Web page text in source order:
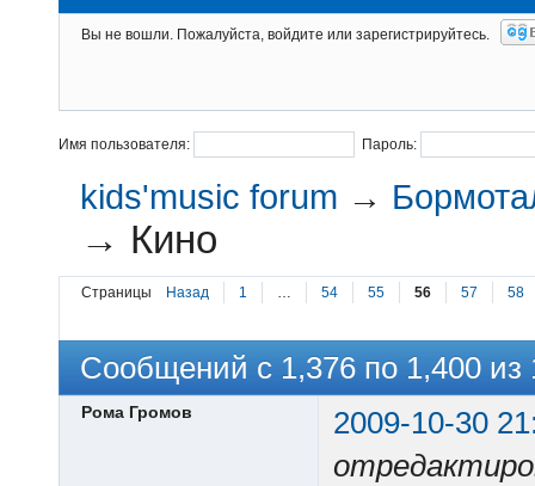
Вы не вошли. Пожалуйста, войдите или зарегистрируйтесь.
Имя пользователя: Пароль:
kids'music forum →
→ Кино
Страницы Назад 1 … 54 55 56 57 58
Сообщений с 1,376 по 1,400 из
Рома Громов
2009-10-30